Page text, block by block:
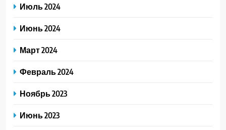
Июль 2024
Июнь 2024
Март 2024
Февраль 2024
Ноябрь 2023
Июнь 2023